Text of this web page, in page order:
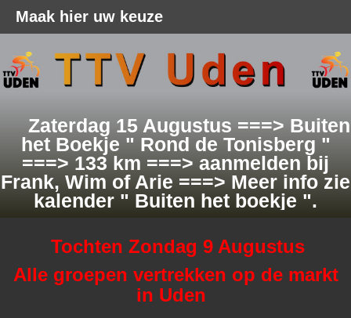
Zaterdag 15 Augustus ===> Buiten
het Boekje " Rond de Tonisberg "
===> 133 km ===> aanmelden bij
Frank, Wim of Arie ===> Meer info zie
kalender " Buiten het boekje ".
Tochten Zondag 9 Augustus
Alle groepen vertrekken op de markt
in Uden
Maak hier uw keuze